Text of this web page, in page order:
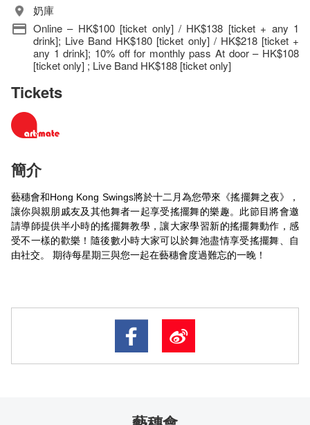
奶庫
Online – HK$100 [ticket only] / HK$138 [ticket + any 1
drink]; Live Band HK$180 [ticket only] / HK$218 [ticket +
any 1 drink]; 10% off for monthly pass At door – HK$108
[ticket only] ; Live Band HK$188 [ticket only]
Tickets
簡介
藝穗會和Hong Kong Swings將於十二月為您帶來《搖擺舞之夜》，
讓你與親朋戚友及其他舞者一起享受搖擺舞的樂趣。此節目將會邀
請導師提供半小時的搖擺舞教學，讓大家學習新的搖擺舞動作，感
受不一樣的歡樂！隨後數小時大家可以於舞池盡情享受搖擺舞、自
由社交。 期待每星期三與您一起在藝穗會度過難忘的一晚！